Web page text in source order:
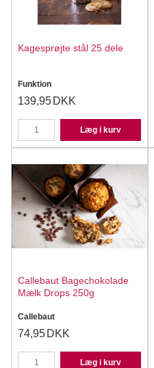
Kagesprøjte stål 25 dele
Funktion
139,95 DKK
Læg i kurv
Callebaut Bagechokolade
Mælk Drops 250g
Callebaut
74,95 DKK
Læg i kurv